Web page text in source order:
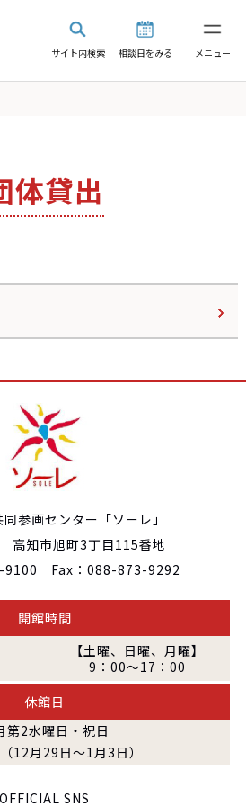
サイト内検索 相談日をみる メニュー
体貸出
参画センター「ソーレ」
知市旭町3丁目115番地
9100 Fax：088-873-9292
開館時間
【土曜、日曜、月曜】
9：00～17：00
休館日
第2水曜日・祝日
12月29日～1月3日）
OFFICIAL SNS